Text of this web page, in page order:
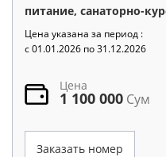
питание, санаторно-
Цена указана за период :
c 01.01.2026 по 31.12.2026
Цена
1 100 000 Сум
Заказать номер